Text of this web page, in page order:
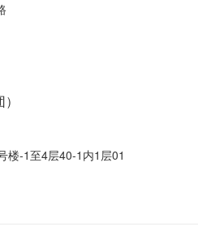
楼-1至4层40-1内1层01